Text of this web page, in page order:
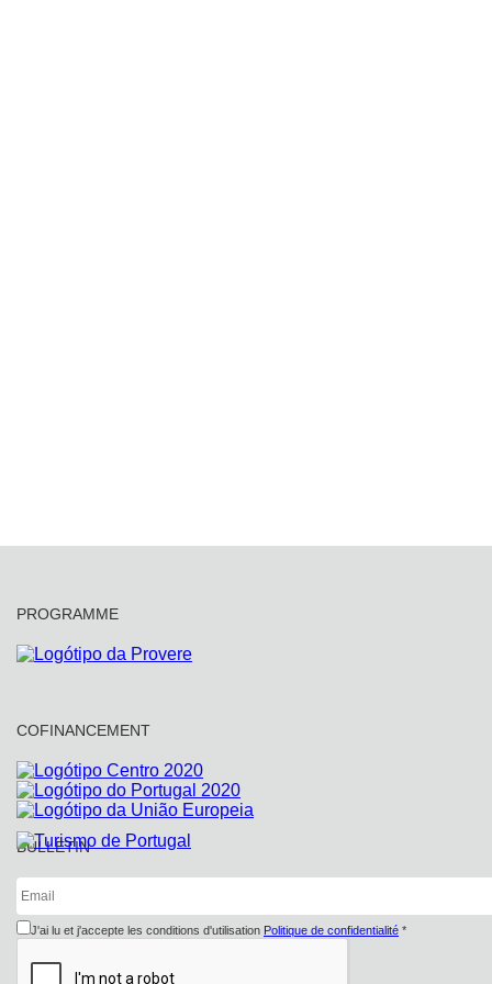
PROGRAMME
COFINANCEMENT
BULLETIN
J'ai lu et j'accepte les conditions d'utilisation Politique de confidentialité *